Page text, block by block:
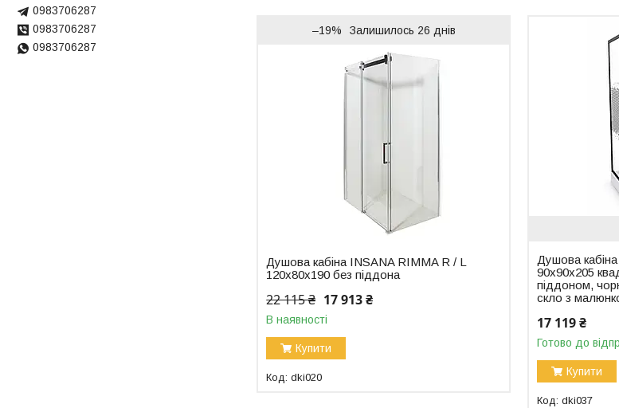
–19% Залишилось 26 днів
Душова кабіна INSANA RIMMA R / L
120x80x190 без піддона
22 115 ₴ 17 913 ₴
В наявності
Купити
dki020
Душова
90x90x205
піддоном,
скло з
17 119 ₴
Готово до
Купити
dki037
0983706287
0983706287
0983706287